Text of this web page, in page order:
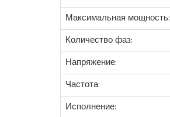
Максимальная мощность:
Количество фаз:
Напряжение:
Частота:
Исполнение: